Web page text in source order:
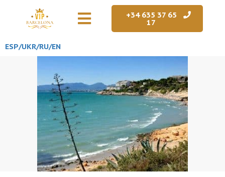
+34 635 37 65
17
ESP/UKR/RU/EN